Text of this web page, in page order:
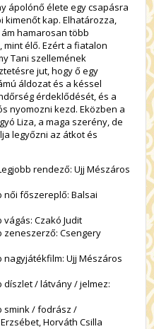
ápolónő élete egy csapásra
kimenőt kap. Elhatározza,
hamarosan több
élő. Ezért a fiatalon
Tani szellemének
jut, hogy ő egy
áldozat és a késsel
érdeklődését, és a
nyomozni kezd. Eközben a
Liza, a maga szerény, de
legyőzni az átkot és
rendező: Ujj Mészáros
női főszereplő: Balsai
vágás: Czakó Judit
zeneszerző: Csengery
nagyjátékfilm: Ujj Mészáros
díszlet / látvány / jelmez:
smink / fodrász /
Horváth Csilla